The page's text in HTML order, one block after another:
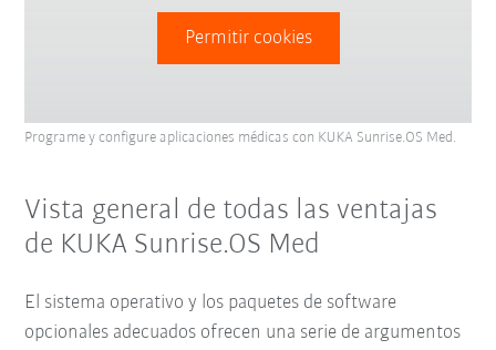
Permitir cookies
Programe y configure aplicaciones médicas con KUKA Sunrise.OS Med.
Vista general de todas las ventajas
de KUKA Sunrise.OS Med
El sistema operativo y los paquetes de software
opcionales adecuados ofrecen una serie de argumentos